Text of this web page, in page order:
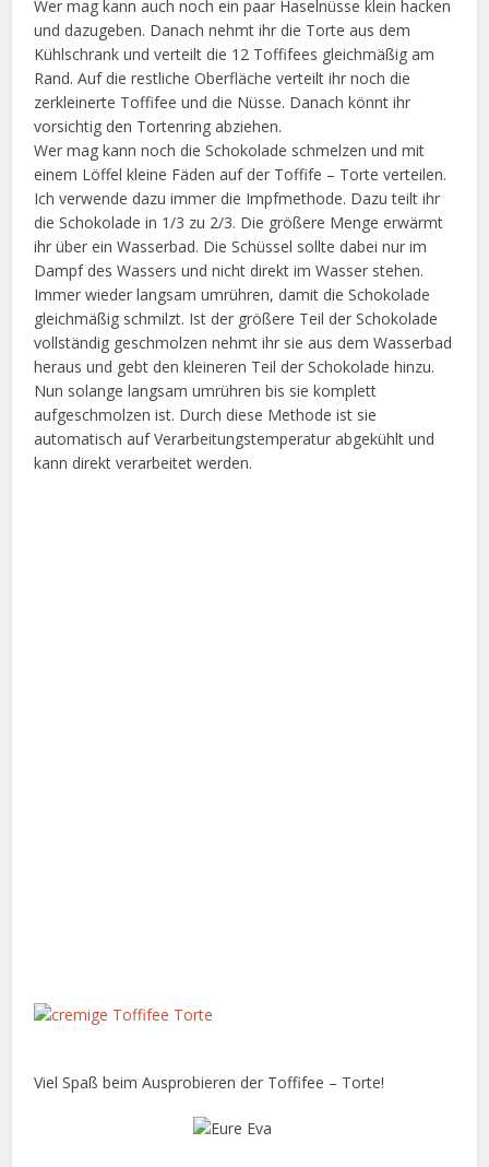
Wer mag kann auch noch ein paar Haselnüsse klein hacken
und dazugeben. Danach nehmt ihr die Torte aus dem
Kühlschrank und verteilt die 12 Toffifees gleichmäßig am
Rand. Auf die restliche Oberfläche verteilt ihr noch die
zerkleinerte Toffifee und die Nüsse. Danach könnt ihr
vorsichtig den Tortenring abziehen.
Wer mag kann noch die Schokolade schmelzen und mit
einem Löffel kleine Fäden auf der Toffife – Torte verteilen.
Ich verwende dazu immer die Impfmethode. Dazu teilt ihr
die Schokolade in 1/3 zu 2/3. Die größere Menge erwärmt
ihr über ein Wasserbad. Die Schüssel sollte dabei nur im
Dampf des Wassers und nicht direkt im Wasser stehen.
Immer wieder langsam umrühren, damit die Schokolade
gleichmäßig schmilzt. Ist der größere Teil der Schokolade
vollständig geschmolzen nehmt ihr sie aus dem Wasserbad
heraus und gebt den kleineren Teil der Schokolade hinzu.
Nun solange langsam umrühren bis sie komplett
aufgeschmolzen ist. Durch diese Methode ist sie
automatisch auf Verarbeitungstemperatur abgekühlt und
kann direkt verarbeitet werden.
Viel Spaß beim Ausprobieren der Toffifee – Torte!